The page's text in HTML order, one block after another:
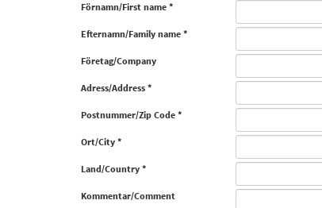
Förnamn/First name *
Efternamn/Family name *
Företag/Company
Adress/Address *
Postnummer/Zip Code *
Ort/City *
Land/Country *
Kommentar/Comment